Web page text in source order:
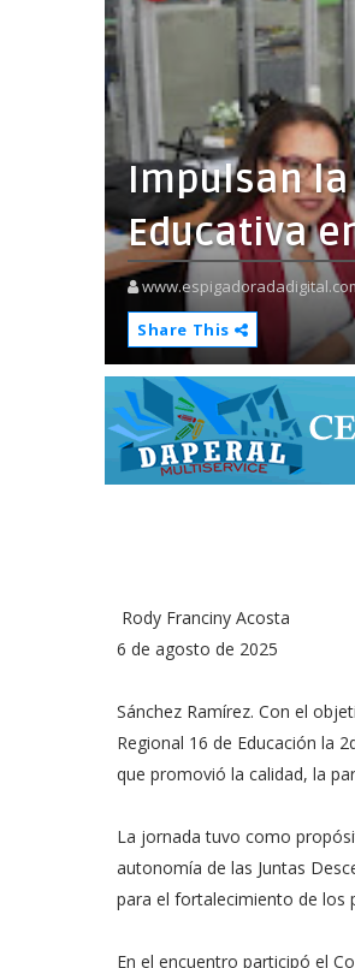
Impulsan
Educativa
Share This
Rody Franciny Acosta
6 de agosto de 2025
Sánchez Ramírez. Con el
Regional 16 de Educación la
que promovió la calidad, la
La jornada tuvo como
autonomía de las Juntas
para el fortalecimiento de los
En el encuentro participó el